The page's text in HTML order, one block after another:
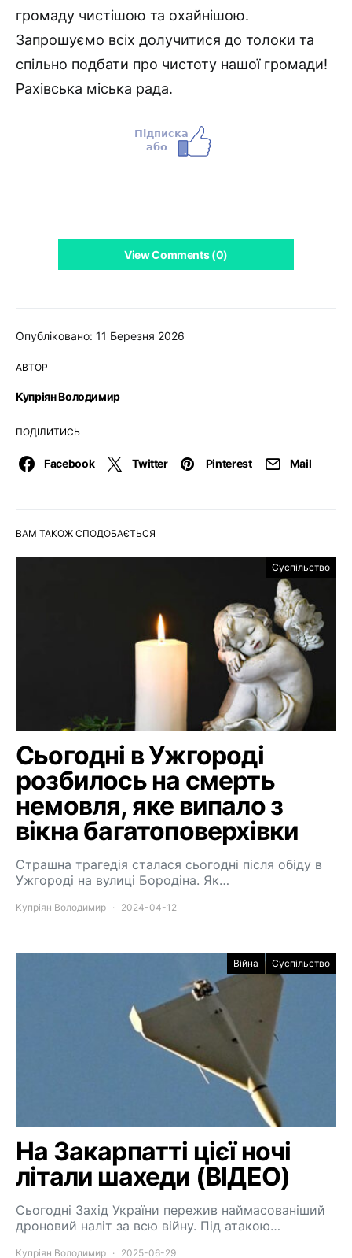
Опубліковано: 11 Березня 2026
АВТОР
Купріян Володимир
ПОДІЛИТИСЬ
Facebook Twitter Pinterest Mail
громаду чистішою та охайнішою.
Запрошуємо всіх долучитися до толоки та
спільно подбати про чистоту нашої громади!
Рахівська міська рада.
View Comments (0)
ВАМ ТАКОЖ СПОДОБАЄТЬСЯ
Суспільство
Сьогодні в Ужгороді
розбилось на смерть
немовля, яке випало з
вікна багатоповерхівки
Страшна трагедія сталася сьогодні після обіду в
Ужгороді на вулиці Бородіна. Як…
Купріян Володимир 2024-04-12
Війна Суспільство
На Закарпатті цієї ночі
літали шахеди (ВІДЕО)
Сьогодні Захід України пережив наймасованіший
дроновий наліт за всю війну. Під атакою…
Купріян Володимир 2025-06-29